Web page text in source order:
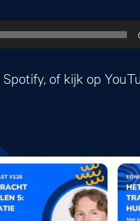
Spotify, of kijk op